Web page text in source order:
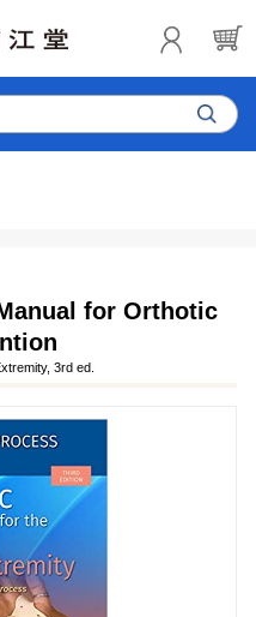
for Orthotic
3rd ed.